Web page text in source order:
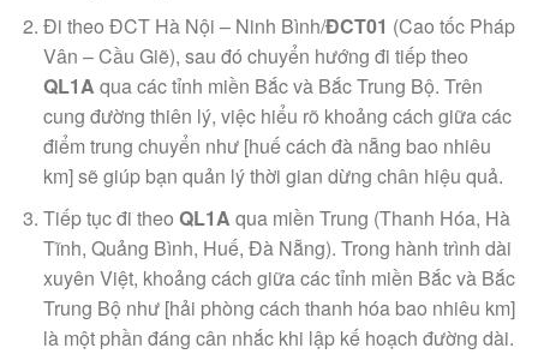
Đi theo ĐCT Hà Nội – Ninh Bình/ĐCT01 (Cao tốc Pháp
Vân – Cầu Giẽ), sau đó chuyển hướng đi tiếp theo
QL1A qua các tỉnh miền Bắc và Bắc Trung Bộ. Trên
cung đường thiên lý, việc hiểu rõ khoảng cách giữa các
điểm trung chuyển như [huế cách đà nẵng bao nhiêu
km] sẽ giúp bạn quản lý thời gian dừng chân hiệu quả.
Tiếp tục đi theo QL1A qua miền Trung (Thanh Hóa, Hà
Tĩnh, Quảng Bình, Huế, Đà Nẵng). Trong hành trình dài
xuyên Việt, khoảng cách giữa các tỉnh miền Bắc và Bắc
Trung Bộ như [hải phòng cách thanh hóa bao nhiêu km]
là một phần đáng cân nhắc khi lập kế hoạch đường dài.